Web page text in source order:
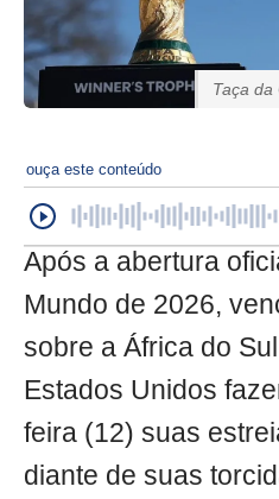
Taça da
ouça este conteúdo
Após a abertura
Mundo de 2026,
sobre a África do
Estados Unidos
feira (12) suas
diante de suas